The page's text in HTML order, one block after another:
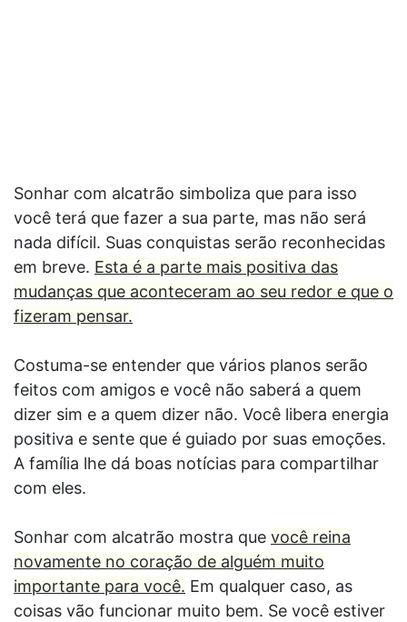
Sonhar com alcatrão simboliza que para isso
você terá que fazer a sua parte, mas não será
nada difícil. Suas conquistas serão reconhecidas
em breve. Esta é a parte mais positiva das
mudanças que aconteceram ao seu redor e que o
fizeram pensar.
Costuma-se entender que vários planos serão
feitos com amigos e você não saberá a quem
dizer sim e a quem dizer não. Você libera energia
positiva e sente que é guiado por suas emoções.
A família lhe dá boas notícias para compartilhar
com eles.
Sonhar com alcatrão mostra que você reina
novamente no coração de alguém muito
importante para você. Em qualquer caso, as
coisas vão funcionar muito bem. Se você estiver